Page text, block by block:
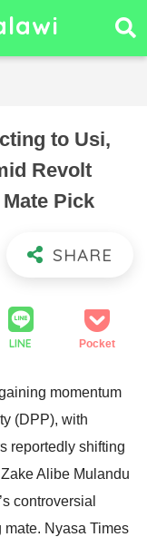
to Usi,
Revolt
Pick
LINE Pocket
momentum
(DPP), with
reportedly shifting
Alibe Mulandu
controversial
Nyasa Times